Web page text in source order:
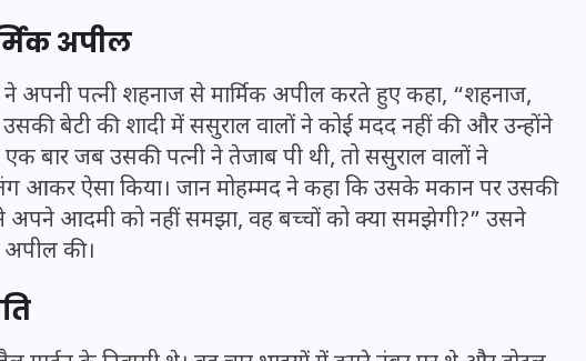
अपील
अपनी पत्नी शहनाज से मार्मिक अपील करते हुए कहा, “शहनाज,
बेटी की शादी में ससुराल वालों ने कोई मदद नहीं की और उन्होंने
बार जब उसकी पत्नी ने तेजाब पी थी, तो ससुराल वालों ने
आकर ऐसा किया। जान मोहम्मद ने कहा कि उसके मकान पर उसकी
अपने आदमी को नहीं समझा, वह बच्चों को क्या समझेगी?” उसने
की।
पंखे
जिस कमरे में बिना बिजली-पंखे
के बीते 4 साल, उसे देख भावुक
हुए बृजभूषण सिंह, कहा-यहीं